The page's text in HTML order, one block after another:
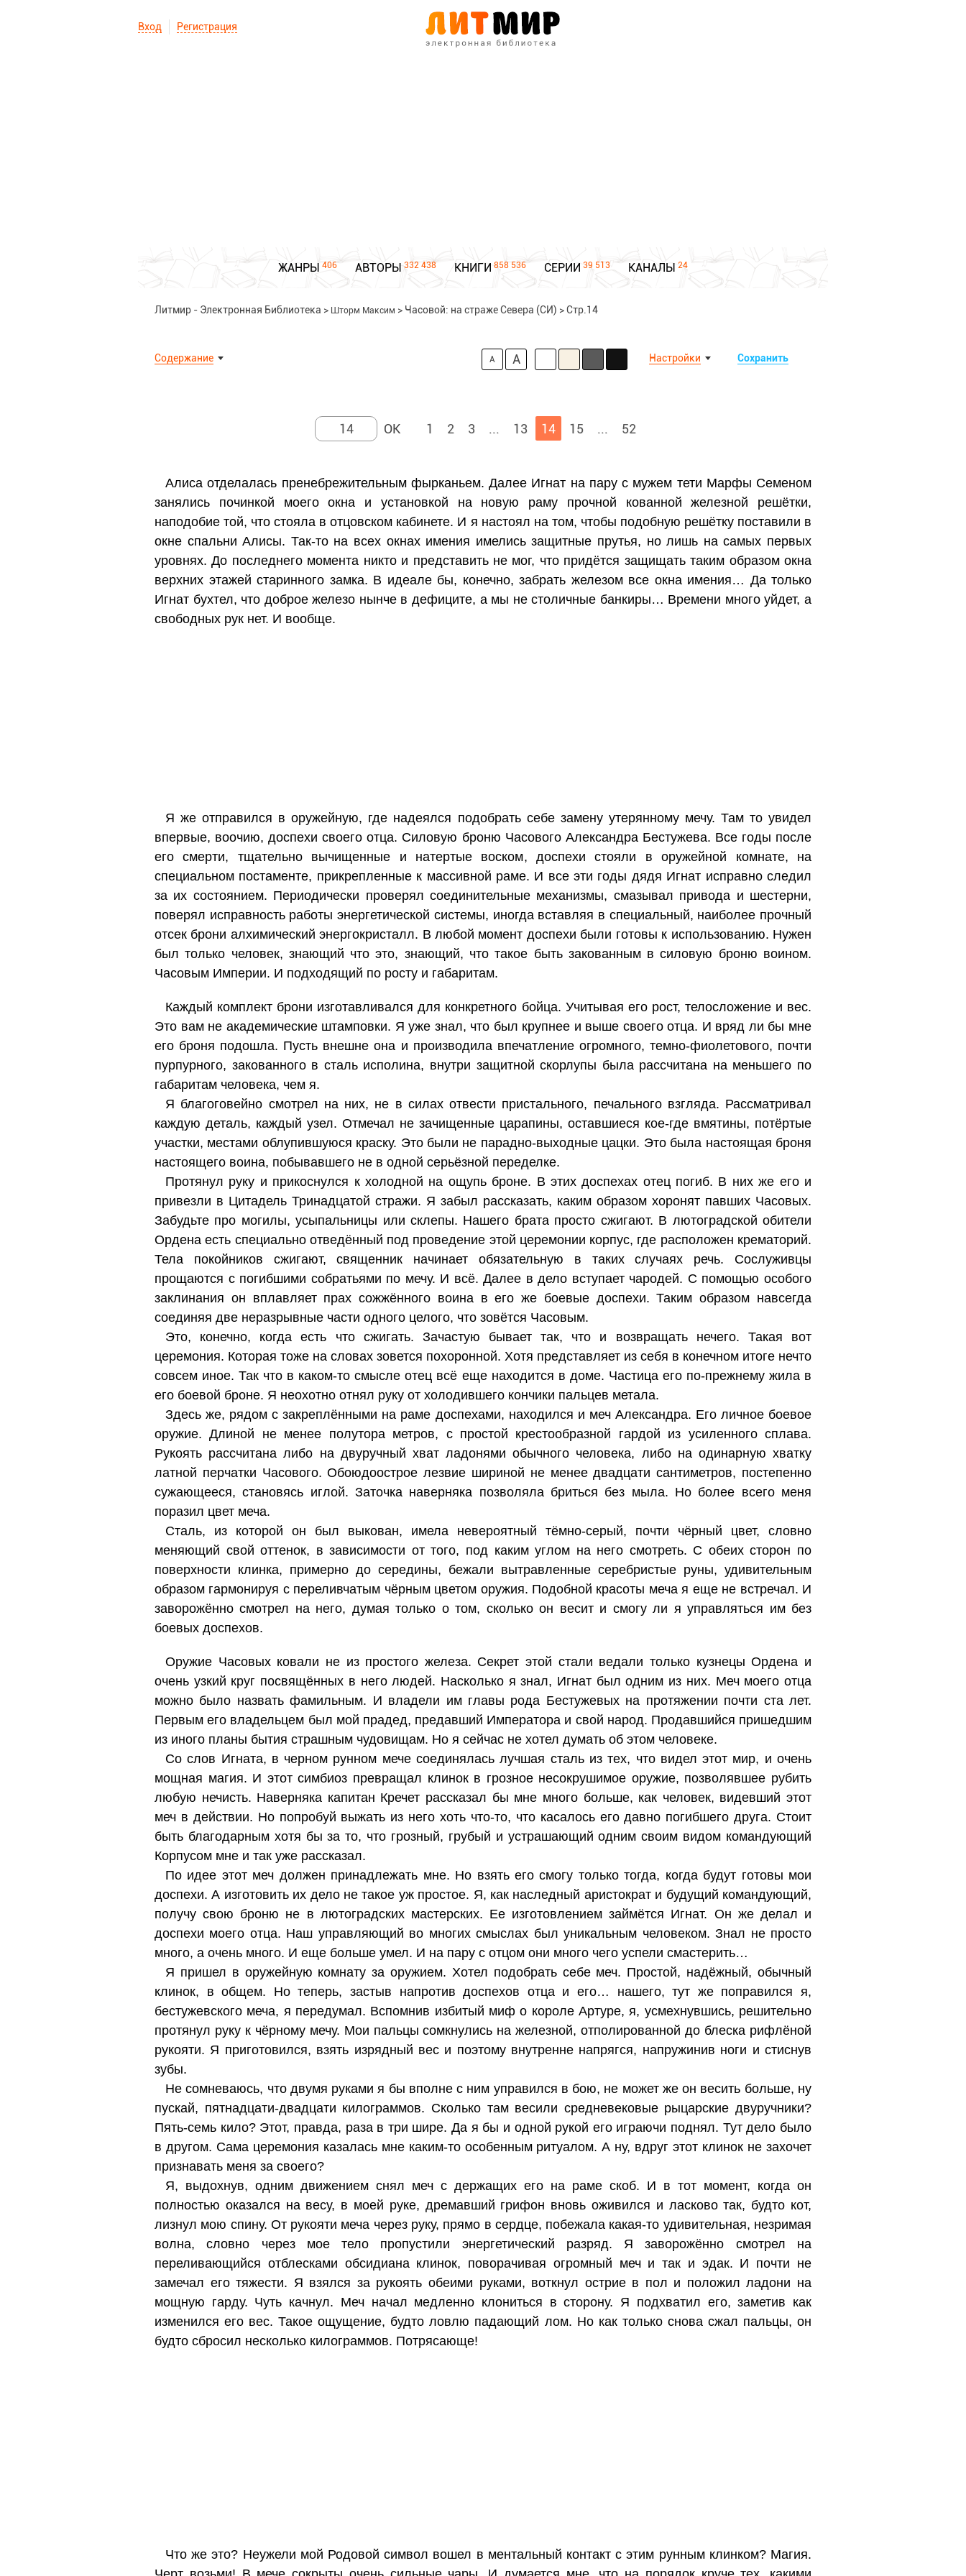
Вход Регистрация
ЖАНРЫ 406 АВТОРЫ 332 438 КНИГИ 858 536 СЕРИИ 39 513 КАНАЛЫ 24
Литмир - Электронная Библиотека > Шторм Максим > Часовой: на страже Севера (СИ) >Стр.14
Содержание Сохранить
Настройки
A A
1 2 3 ... 13 14 15 ... 52
Алиса отделалась пренебрежительным фырканьем. Далее Игнат на пару с мужем тети Марфы Семеном
занялись починкой моего окна и установкой на новую раму прочной кованной железной решётки,
наподобие той, что стояла в отцовском кабинете. И я настоял на том, чтобы подобную решётку поставили в
окне спальни Алисы. Так-то на всех окнах имения имелись защитные прутья, но лишь на самых первых
уровнях. До последнего момента никто и представить не мог, что придётся защищать таким образом окна
верхних этажей старинного замка. В идеале бы, конечно, забрать железом все окна имения… Да только
Игнат бухтел, что доброе железо нынче в дефиците, а мы не столичные банкиры… Времени много уйдет, а
свободных рук нет. И вообще.
Я же отправился в оружейную, где надеялся подобрать себе замену утерянному мечу. Там то увидел
впервые, воочию, доспехи своего отца. Силовую броню Часового Александра Бестужева. Все годы после
его смерти, тщательно вычищенные и натертые воском, доспехи стояли в оружейной комнате, на
специальном постаменте, прикрепленные к массивной раме. И все эти годы дядя Игнат исправно следил
за их состоянием. Периодически проверял соединительные механизмы, смазывал привода и шестерни,
поверял исправность работы энергетической системы, иногда вставляя в специальный, наиболее прочный
отсек брони алхимический энергокристалл. В любой момент доспехи были готовы к использованию. Нужен
был только человек, знающий что это, знающий, что такое быть закованным в силовую броню воином.
Часовым Империи. И подходящий по росту и габаритам.
Каждый комплект брони изготавливался для конкретного бойца. Учитывая его рост, телосложение и вес.
Это вам не академические штамповки. Я уже знал, что был крупнее и выше своего отца. И вряд ли бы мне
его броня подошла. Пусть внешне она и производила впечатление огромного, темно-фиолетового, почти
пурпурного, закованного в сталь исполина, внутри защитной скорлупы была рассчитана на меньшего по
габаритам человека, чем я.
Я благоговейно смотрел на них, не в силах отвести пристального, печального взгляда. Рассматривал
каждую деталь, каждый узел. Отмечал не зачищенные царапины, оставшиеся кое-где вмятины, потёртые
участки, местами облупившуюся краску. Это были не парадно-выходные цацки. Это была настоящая броня
настоящего воина, побывавшего не в одной серьёзной переделке.
Протянул руку и прикоснулся к холодной на ощупь броне. В этих доспехах отец погиб. В них же его и
привезли в Цитадель Тринадцатой стражи. Я забыл рассказать, каким образом хоронят павших Часовых.
Забудьте про могилы, усыпальницы или склепы. Нашего брата просто сжигают. В лютоградской обители
Ордена есть специально отведённый под проведение этой церемонии корпус, где расположен крематорий.
Тела покойников сжигают, священник начинает обязательную в таких случаях речь. Сослуживцы
прощаются с погибшими собратьями по мечу. И всё. Далее в дело вступает чародей. С помощью особого
заклинания он вплавляет прах сожжённого воина в его же боевые доспехи. Таким образом навсегда
соединяя две неразрывные части одного целого, что зовётся Часовым.
Это, конечно, когда есть что сжигать. Зачастую бывает так, что и возвращать нечего. Такая вот
церемония. Которая тоже на словах зовется похоронной. Хотя представляет из себя в конечном итоге нечто
совсем иное. Так что в каком-то смысле отец всё еще находится в доме. Частица его по-прежнему жила в
его боевой броне. Я неохотно отнял руку от холодившего кончики пальцев метала.
Здесь же, рядом с закреплёнными на раме доспехами, находился и меч Александра. Его личное боевое
оружие. Длиной не менее полутора метров, с простой крестообразной гардой из усиленного сплава.
Рукоять рассчитана либо на двуручный хват ладонями обычного человека, либо на одинарную хватку
латной перчатки Часового. Обоюдоострое лезвие шириной не менее двадцати сантиметров, постепенно
сужающееся, становясь иглой. Заточка наверняка позволяла бриться без мыла. Но более всего меня
поразил цвет меча.
Сталь, из которой он был выкован, имела невероятный тёмно-серый, почти чёрный цвет, словно
меняющий свой оттенок, в зависимости от того, под каким углом на него смотреть. С обеих сторон по
поверхности клинка, примерно до середины, бежали вытравленные серебристые руны, удивительным
образом гармонируя с переливчатым чёрным цветом оружия. Подобной красоты меча я еще не встречал. И
заворожённо смотрел на него, думая только о том, сколько он весит и смогу ли я управляться им без
боевых доспехов.
Оружие Часовых ковали не из простого железа. Секрет этой стали ведали только кузнецы Ордена и
очень узкий круг посвящённых в него людей. Насколько я знал, Игнат был одним из них. Меч моего отца
можно было назвать фамильным. И владели им главы рода Бестужевых на протяжении почти ста лет.
Первым его владельцем был мой прадед, предавший Императора и свой народ. Продавшийся пришедшим
из иного планы бытия страшным чудовищам. Но я сейчас не хотел думать об этом человеке.
Со слов Игната, в черном рунном мече соединялась лучшая сталь из тех, что видел этот мир, и очень
мощная магия. И этот симбиоз превращал клинок в грозное несокрушимое оружие, позволявшее рубить
любую нечисть. Наверняка капитан Кречет рассказал бы мне много больше, как человек, видевший этот
меч в действии. Но попробуй выжать из него хоть что-то, что касалось его давно погибшего друга. Стоит
быть благодарным хотя бы за то, что грозный, грубый и устрашающий одним своим видом командующий
Корпусом мне и так уже рассказал.
По идее этот меч должен принадлежать мне. Но взять его смогу только тогда, когда будут готовы мои
доспехи. А изготовить их дело не такое уж простое. Я, как наследный аристократ и будущий командующий,
получу свою броню не в лютоградских мастерских. Ее изготовлением займётся Игнат. Он же делал и
доспехи моего отца. Наш управляющий во многих смыслах был уникальным человеком. Знал не просто
много, а очень много. И еще больше умел. И на пару с отцом они много чего успели смастерить…
Я пришел в оружейную комнату за оружием. Хотел подобрать себе меч. Простой, надёжный, обычный
клинок, в общем. Но теперь, застыв напротив доспехов отца и его… нашего, тут же поправился я,
бестужевского меча, я передумал. Вспомнив избитый миф о короле Артуре, я, усмехнувшись, решительно
протянул руку к чёрному мечу. Мои пальцы сомкнулись на железной, отполированной до блеска рифлёной
рукояти. Я приготовился, взять изрядный вес и поэтому внутренне напрягся, напружинив ноги и стиснув
зубы.
Не сомневаюсь, что двумя руками я бы вполне с ним управился в бою, не может же он весить больше, ну
пускай, пятнадцати-двадцати килограммов. Сколько там весили средневековые рыцарские двуручники?
Пять-семь кило? Этот, правда, раза в три шире. Да я бы и одной рукой его играючи поднял. Тут дело было
в другом. Сама церемония казалась мне каким-то особенным ритуалом. А ну, вдруг этот клинок не захочет
признавать меня за своего?
Я, выдохнув, одним движением снял меч с держащих его на раме скоб. И в тот момент, когда он
полностью оказался на весу, в моей руке, дремавший грифон вновь оживился и ласково так, будто кот,
лизнул мою спину. От рукояти меча через руку, прямо в сердце, побежала какая-то удивительная, незримая
волна, словно через мое тело пропустили энергетический разряд. Я заворожённо смотрел на
переливающийся отблесками обсидиана клинок, поворачивая огромный меч и так и эдак. И почти не
замечал его тяжести. Я взялся за рукоять обеими руками, воткнул острие в пол и положил ладони на
мощную гарду. Чуть качнул. Меч начал медленно клониться в сторону. Я подхватил его, заметив как
изменился его вес. Такое ощущение, будто ловлю падающий лом. Но как только снова сжал пальцы, он
будто сбросил несколько килограммов. Потрясающе!
Что же это? Неужели мой Родовой символ вошел в ментальный контакт с этим рунным клинком? Магия.